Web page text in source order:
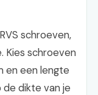
schroeven,
Kies schroeven
en een lengte
dikte van je